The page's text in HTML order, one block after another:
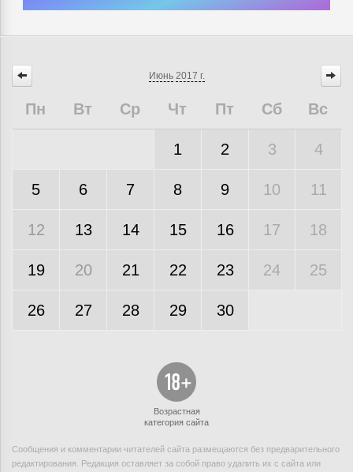
Июнь 2017 г.
Пн Вт Ср Чт Пт Сб Вс
1 2 3 4
5 6 7 8 9 10 11
12 13 14 15 16 17 18
19 20 21 22 23 24 25
26 27 28 29 30
Возрастная
категория сайта
Сообщения и комментарии читателей сайта размещаются без предварительного
редактирования. Редакция оставляет за собой право удалить их с сайта или